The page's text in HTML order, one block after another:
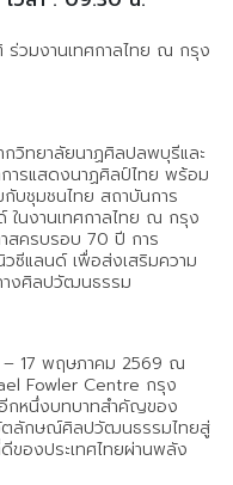
ร่วมงานเทศกาลไทย ณ กรุง
ทยาลัยนาฏศิลปลพบุรีและ
ารแสดงนาฏศิลป์ไทย พร้อม
บชุมชนไทย สถาบันการ
ในงานเทศกาลไทย ณ กรุง
สครบรอบ 70 ปี การ
ซีแลนด์ เพื่อส่งเสริมความ
างศิลปวัฒนธรรม
– 17 พฤษภาคม 2569 ณ
Fowler Centre กรุง
กหนึ่งบทบาทสำคัญของ
ลักษณ์ศิลปวัฒนธรรมไทยสู่
ของประเทศไทยผ่านพลัง